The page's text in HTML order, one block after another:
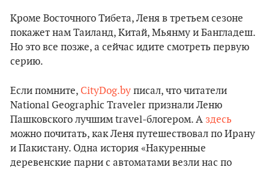
Кроме Восточного Тибета, Леня в третьем сезоне
покажет нам Таиланд, Китай, Мьянму и Бангладеш.
Но это все позже, а сейчас идите смотреть первую
серию.
Если помните, CityDog.by писал, что читатели
National Geographic Traveler признали Леню
Пашковского лучшим travel-блогером. А здесь
можно почитать, как Леня путешествовал по Ирану
и Пакистану. Одна история «Накуренные
деревенские парни с автоматами везли нас по